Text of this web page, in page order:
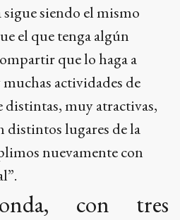
sigue siendo el mismo
el que tenga algún
que lo haga a
actividades de
muy atractivas,
distintos lugares de la
nuevamente con
con tres